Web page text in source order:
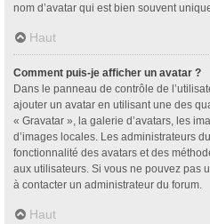
nom d’avatar qui est bien souvent
Haut
Comment puis-je afficher un avatar ?
Dans le panneau de contrôle de
ajouter un avatar en utilisant une des
« Gravatar », la galerie d’avatars, les
d’images locales. Les administrateurs
fonctionnalité des avatars et des
aux utilisateurs. Si vous ne pouvez pas
à contacter un administrateur du forum.
Haut